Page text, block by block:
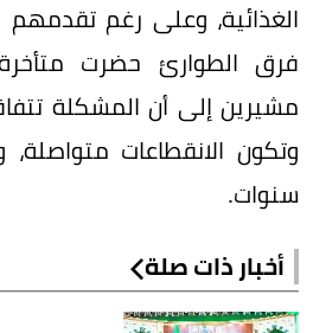
الغذائية، وعلى رغم تقدمهم
فرق الطوارئ حضرت
مشيرين إلى أن المشكلة
وتكون الانقطاعات
سنوات.
أخبار ذات صلة